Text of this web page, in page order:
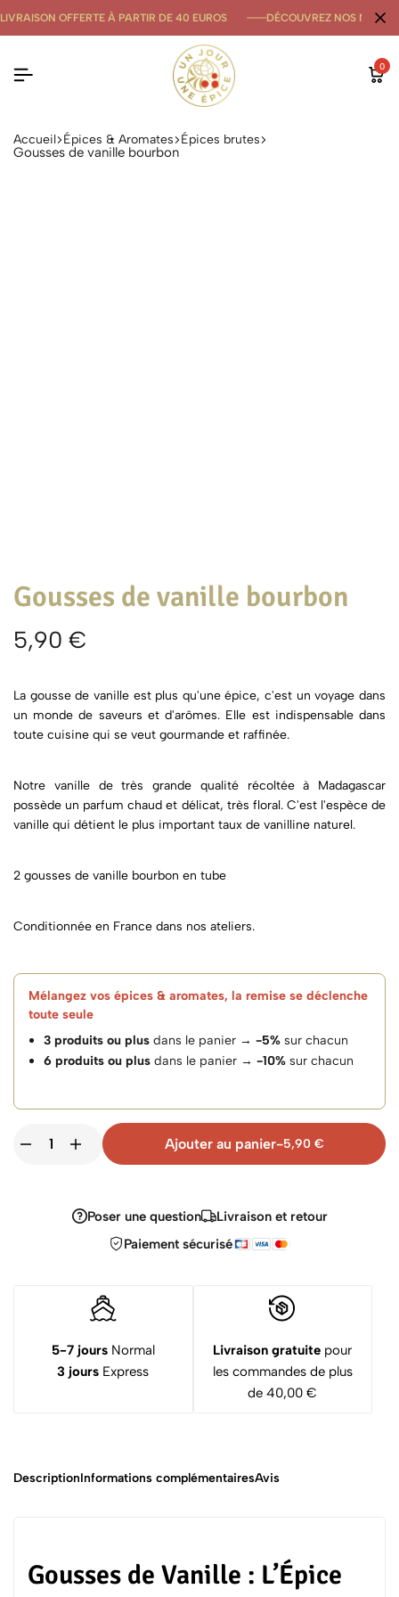
LIVRAISON OFFERTE À PARTIR DE 40 EUROS DÉCOUVREZ NOS
0
Accueil Épices & Aromates Épices brutes
Gousses de vanille bourbon
Gousses de vanille bourbon
5,90 €
La gousse de vanille est plus qu'une épice, c'est un voyage dans
un monde de saveurs et d'arômes. Elle est indispensable dans
toute cuisine qui se veut gourmande et raffinée.
Notre vanille de très grande qualité récoltée à Madagascar
possède un parfum chaud et délicat, très floral. C'est l'espèce de
vanille qui détient le plus important taux de vanilline naturel.
2 gousses de vanille bourbon en tube
Conditionnée en France dans nos ateliers.
Mélangez vos épices & aromates, la remise se déclenche
toute seule
3 produits ou plus dans le panier →-5% sur chacun
6 produits ou plus dans le panier →-10% sur chacun
Ajouter au panier-5,90 €
Poser une question
Livraison et retour
Paiement sécurisé
5-7 joursNormal
3 jours Express
Livraison gratuite pour
les commandes de plus
de 40,00 €
DescriptionInformations complémentairesAvis
Gousses de Vanille : L’Épice